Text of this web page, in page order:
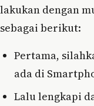
lakukan dengan
sebagai berikut:
Pertama,
ada di
Lalu lengkapi